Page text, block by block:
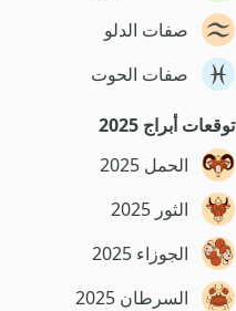
صفات الدلو
صفات الحوت
توقعات أبراج 2025
الحمل 2025
الثور 2025
الجوزاء 2025
السرطان 2025